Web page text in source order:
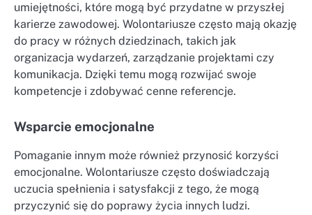
umiejętności, które mogą być przydatne w przyszłej
karierze zawodowej. Wolontariusze często mają okazję
do pracy w różnych dziedzinach, takich jak
organizacja wydarzeń, zarządzanie projektami czy
komunikacja. Dzięki temu mogą rozwijać swoje
kompetencje i zdobywać cenne referencje.
Wsparcie emocjonalne
Pomaganie innym może również przynosić korzyści
emocjonalne. Wolontariusze często doświadczają
uczucia spełnienia i satysfakcji z tego, że mogą
przyczynić się do poprawy życia innych ludzi.